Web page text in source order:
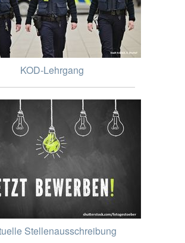
KOD-Lehrgang
Stellenausschreibung